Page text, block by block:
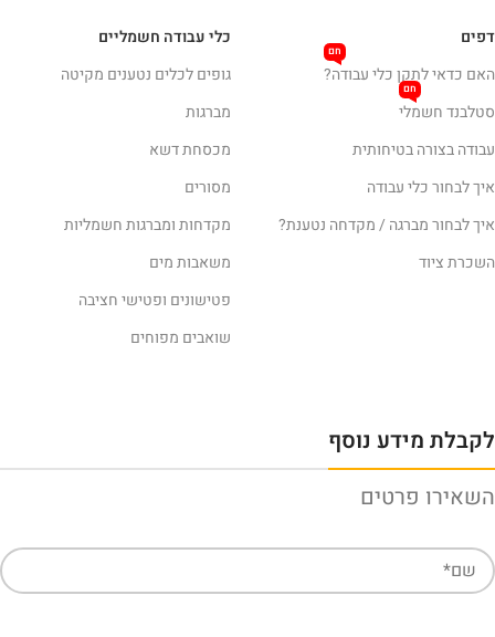
כלי עבודה חשמליים
גופים לכלים נטענים מקיטה
מברגות
מכסחת דשא
מסורים
מקדחות ומברגות חשמליות
משאבות מים
פטישונים ופטישי חציבה
שואבים מפוחים
דפים
האם כדאי לתקן כלי עבודה?
חם
סטלבנד חשמלי
חם
עבודה בצורה בטיחותית
איך לבחור כלי עבודה
איך לבחור מברגה / מקדחה נטענת?
השכרת ציוד
לקבלת מידע נוסף
השאירו פרטים